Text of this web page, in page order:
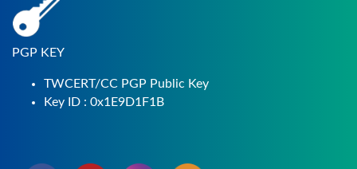
PGP KEY
TWCERT/CC PGP Public Key
Key ID : 0x1E9D1F1B